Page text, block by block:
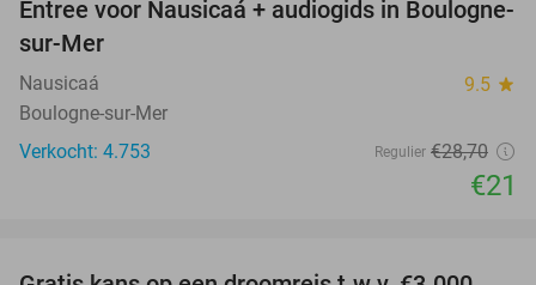
27%
Entree voor Nausicaá + audiogids in Boulogne-
sur-Mer
Nausicaá 9.5 star
Boulogne-sur-Mer
Verkocht: 4.753
Regulier €28,70
€21